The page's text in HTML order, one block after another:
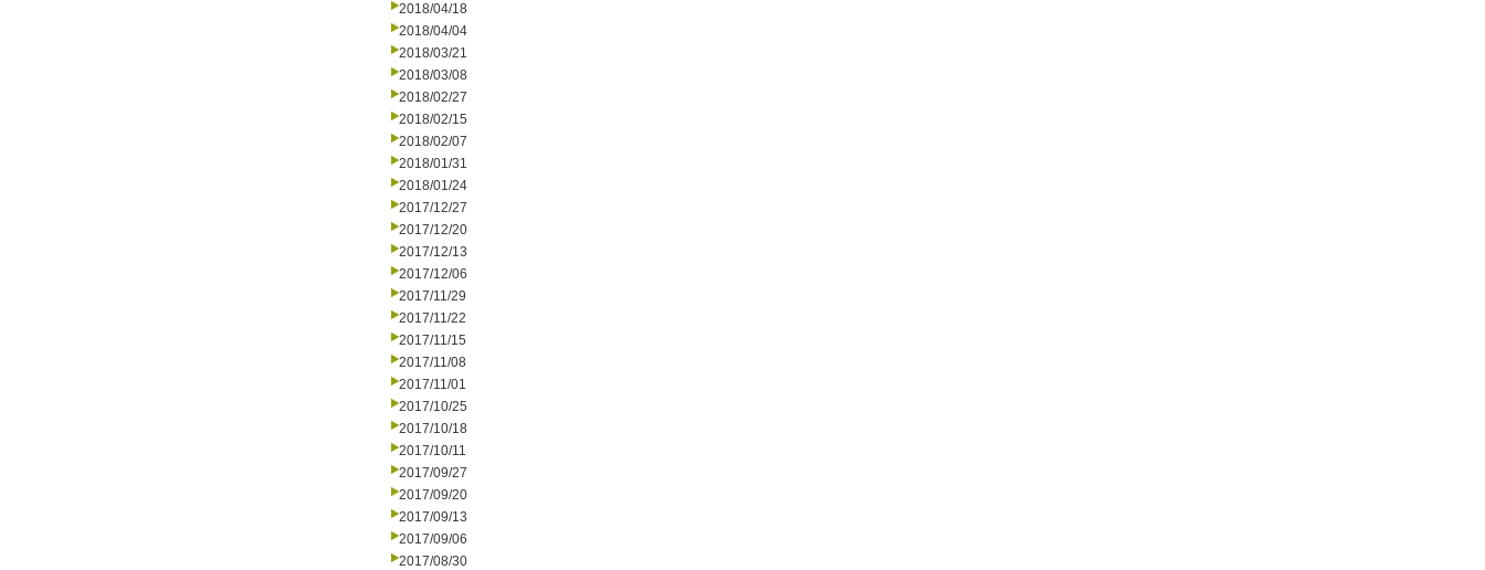
2018/04/18
2018/04/04
2018/03/21
2018/03/08
2018/02/27
2018/02/15
2018/02/07
2018/01/31
2018/01/24
2017/12/27
2017/12/20
2017/12/13
2017/12/06
2017/11/29
2017/11/22
2017/11/15
2017/11/08
2017/11/01
2017/10/25
2017/10/18
2017/10/11
2017/09/27
2017/09/20
2017/09/13
2017/09/06
2017/08/30